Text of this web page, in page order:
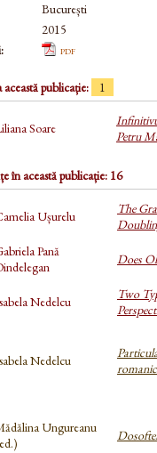
București
2015
pdf
publicație: 1
Soare
Petru
în această publicație: 16
Ușurelu
The
Pană
Does
Nedelcu
Two
Nedelcu
Ungureanu